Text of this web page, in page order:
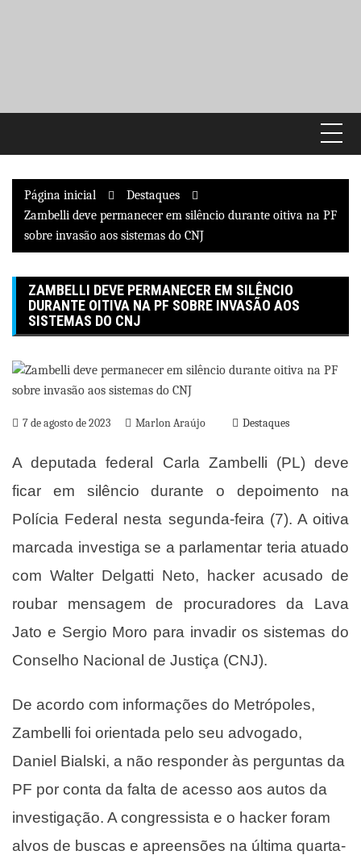
Página inicial
Destaques
Zambelli deve permanecer em silêncio durante oitiva na PF
sobre invasão aos sistemas do CNJ
ZAMBELLI DEVE PERMANECER EM SILÊNCIO
DURANTE OITIVA NA PF SOBRE INVASÃO AOS
SISTEMAS DO CNJ
7 de agosto de 2023 Marlon Araújo Destaques
A deputada federal Carla Zambelli (PL) deve
ficar em silêncio durante o depoimento na
Polícia Federal nesta segunda-feira (7). A oitiva
marcada investiga se a parlamentar teria atuado
com Walter Delgatti Neto, hacker acusado de
roubar mensagem de procuradores da Lava
Jato e Sergio Moro para invadir os sistemas do
Conselho Nacional de Justiça (CNJ).
De acordo com informações do Metrópoles,
Zambelli foi orientada pelo seu advogado,
Daniel Bialski, a não responder às perguntas da
PF por conta da falta de acesso aos autos da
investigação. A congressista e o hacker foram
alvos de buscas e apreensões na última quarta-